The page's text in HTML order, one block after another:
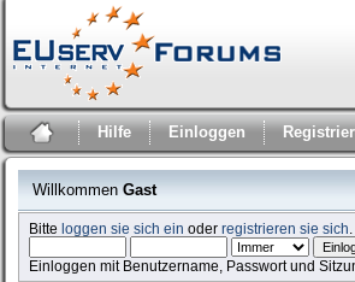
Hilfe Einloggen
Willkommen Gast
Bitteloggen sie sich ein oderregistrieren sie sich
Einloggen mit Benutzername, Passwort und